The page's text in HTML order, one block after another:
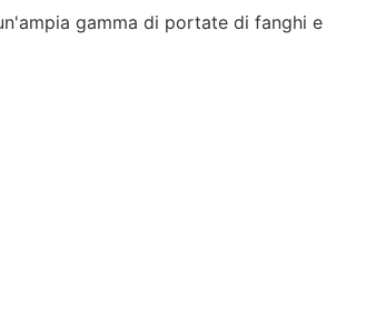
gamma di portate di fanghi e